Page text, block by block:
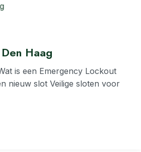
Haag
is een Emergency Lockout
nieuw slot Veilige sloten voor